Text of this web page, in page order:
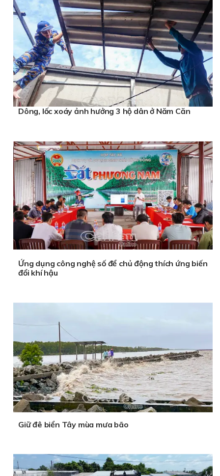
Dông, lốc xoáy ảnh hưởng 3 hộ dân ở Năm Căn
Ứng dụng công nghệ số để chủ động thích ứng biến
đổi khí hậu
Giữ đê biển Tây mùa mưa bão